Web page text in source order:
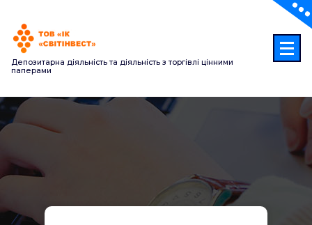
контенту
Депозитарна діяльність та діяльність з торгівлі цінними
паперами